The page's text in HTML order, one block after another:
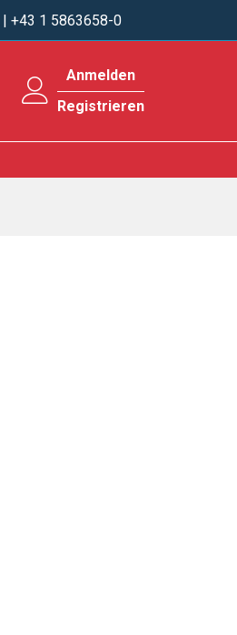
| +43 1 5863658-0
Anmelden
Registrieren